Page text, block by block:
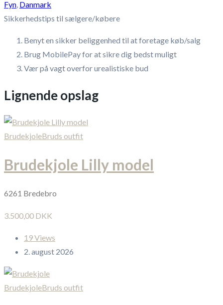
Fyn Danmark
Sikkerhedstips til sælgere/købere
Benyt en sikker beliggenhed til at foretage køb/salg
Brug MobilePay for at sikre dig bedst muligt
Vær på vagt overfor urealistiske bud
Lignende opslag
BrudekjoleBruds outfit
Brudekjole Lilly model
6261 Bredebro
3.500,00 DKK
19 Views
2. august 2026
BrudekjoleBruds outfit